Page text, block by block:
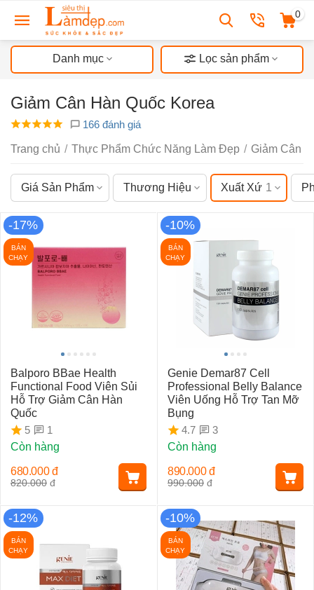
0
Danh mục Lọc sản phẩm
Giảm Cân Hàn Quốc Korea
166 đánh giá
Trang chủ / Thực Phẩm Chức Năng Làm Đẹp / Giảm Cân
Giá Sản Phẩm Thương Hiệu Xuất Xứ 1
-17%
BÁN
CHẠY
Balporo BBae Health
Functional Food Viên Sủi
Hỗ Trợ Giảm Cân Hàn
Quốc
5
1
Còn hàng
820.000 đ
680.000 đ
-10%
BÁN
CHẠY
Genie Demar87 Cell
Professional Belly Balance
Viên Uống Hỗ Trợ Tan Mỡ
Bụng
4.7
3
Còn hàng
990.000 đ
890.000 đ
-12%
BÁN
CHẠY
-10%
BÁN
CHẠY